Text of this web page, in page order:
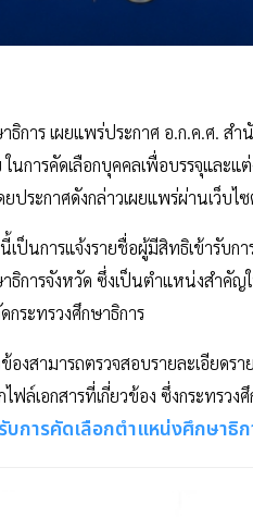
ธิการ เผยแพร่ประกาศ อ.ก.ค.ศ. ส
นการคัดเลือกบุคคลเพื่อบรรจุและ
ยประกาศดังกล่าวเผยแพร่ผ่านเว็บไ
ป็นการแจ้งรายชื่อผู้มีสิทธิเข้ารับกา
ธิการจังหวัด ซึ่งเป็นตำแหน่งสำคัญ
ระทรวงศึกษาธิการ
องสามารถตรวจสอบรายละเอียดร
ไฟล์เอกสารที่เกี่ยวข้อง ซึ่งกระทรว
บการคัดเลือกตำแหน่งศึกษาธิ